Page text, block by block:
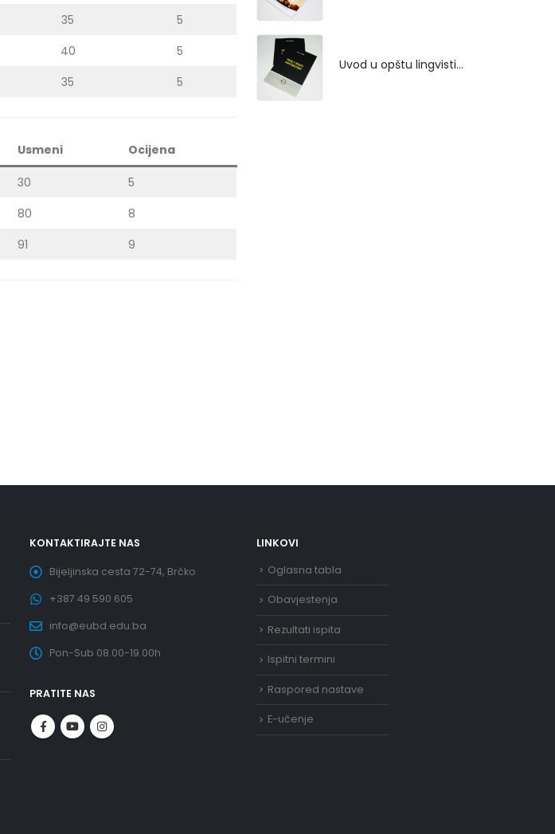
35
5
40
5
35
5
Usmeni Ocijena
30
5
80
8
91
9
Uvod u opštu lingvistiku
KONTAKTIRAJTE NAS
Bijeljinska cesta 72-74, Brčko
+387 49 590 605
info@eubd.edu.ba
Pon-Sub 08.00-19.00h
PRATITE NAS
LINKOVI
Oglasna tabla
Obavjestenja
Rezultati ispita
Ispitni termini
Raspored nastave
E-učenje